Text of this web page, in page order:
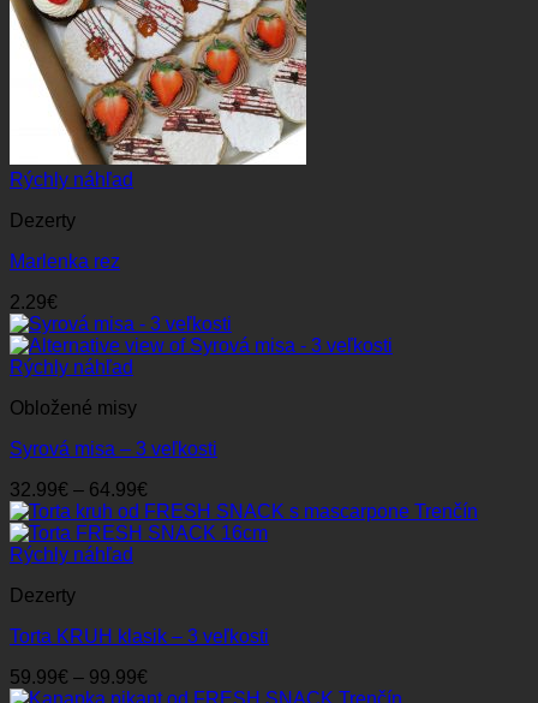
Rýchly náhľad
Dezerty
Marlenka rez
2.29€
Rýchly náhľad
Obložené misy
Syrová misa – 3 veľkosti
32.99€ – 64.99€
range:
32.99€
Rýchly náhľad
Dezerty
Torta KRUH klasik – 3 veľkosti
59.99€ – 99.99€
range: